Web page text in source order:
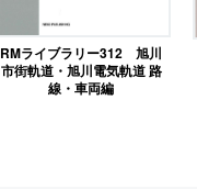
RMライブラリー312 旭川
市街軌道・旭川電気軌道 路
線・車両編